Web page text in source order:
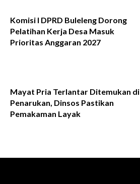
Komisi I DPRD Buleleng Dorong
Pelatihan Kerja Desa Masuk
Prioritas Anggaran 2027
Mayat Pria Terlantar Ditemukan di
Penarukan, Dinsos Pastikan
Pemakaman Layak